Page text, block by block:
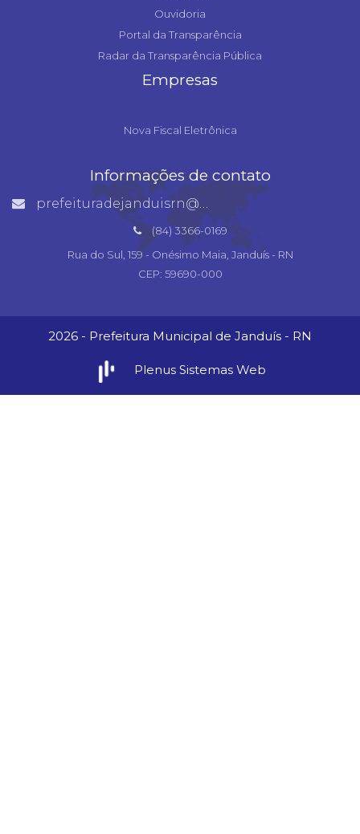
Ouvidoria
Portal da Transparência
Radar da Transparência Pública
Empresas
Nova Fiscal Eletrônica
Informações de contato
prefeituradejanduisrn@gmail.com
(84) 3366-0169
Rua do Sul, 159 - Onésimo Maia, Janduís - RN
CEP: 59690-000
2026 - Prefeitura Municipal de Janduís - RN
Plenus Sistemas Web